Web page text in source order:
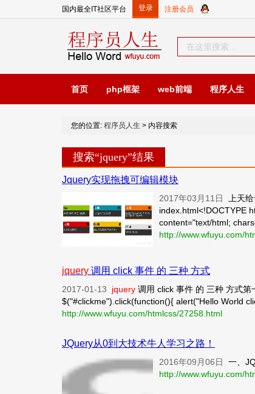
国内最全IT社区平台
首页 php框架 web前端 程序人生
您的位置: 程序员人生 > 内容搜索
搜索“jquery”结果
Jquery实现拖拽可编辑模块
2017年03月11日
上天
index.html<!DOCTYPE
content="text/html;
http://www.wfuyu.com/
jquery 调用 click 事件 的 三种 方式
2017-01-13 jquery 调用 click 事件 的 三种 方式
$("#clickme").click(function(){ alert("Hello World
http://www.wfuyu.com/htmlcss/27258.html
JQuery从0到大技术牛人学习之路！
2016年09月06日 一、
http://www.wfuyu.com/